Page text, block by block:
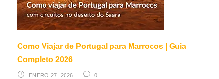
Como Viajar de Portugal para Marrocos | Guia
Completo 2026
ENERO 27, 2026 0